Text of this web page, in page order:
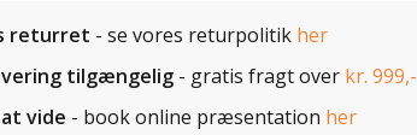
returret - se vores returpolitik her
tilgængelig - gratis fragt over kr. 999,-
vide - book online præsentation her